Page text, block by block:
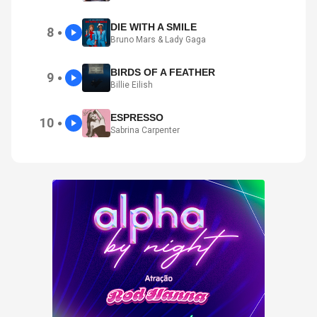
8 ● DIE WITH A SMILE
Bruno Mars & Lady Gaga
9 ● BIRDS OF A FEATHER
Billie Eilish
10 ● ESPRESSO
Sabrina Carpenter